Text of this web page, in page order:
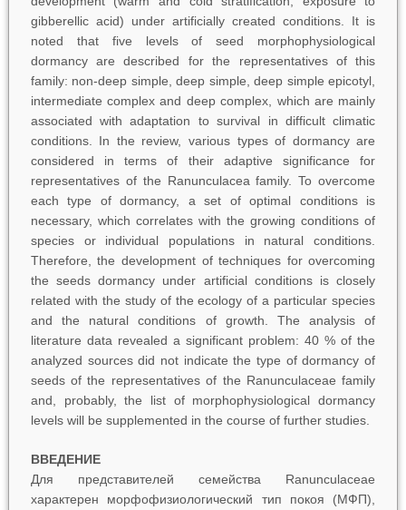
gibberellic acid) under artificially created conditions. It is
noted that five levels of seed morphophysiological
dormancy are described for the representatives of this
family: non-deep simple, deep simple, deep simple epicotyl,
intermediate complex and deep complex, which are mainly
associated with adaptation to survival in difficult climatic
conditions. In the review, various types of dormancy are
considered in terms of their adaptive significance for
representatives of the Ranunculacea family. To overcome
each type of dormancy, a set of optimal conditions is
necessary, which correlates with the growing conditions of
species or individual populations in natural conditions.
Therefore, the development of techniques for overcoming
the seeds dormancy under artificial conditions is closely
related with the study of the ecology of a particular species
and the natural conditions of growth. The analysis of
literature data revealed a significant problem: 40 % of the
analyzed sources did not indicate the type of dormancy of
seeds of the representatives of the Ranunculaceae family
and, probably, the list of morphophysiological dormancy
levels will be supplemented in the course of further studies.
ВВЕДЕНИЕ
Для представителей семейства Ranunculaceae
характерен морфофизиологический тип покоя (МФП),